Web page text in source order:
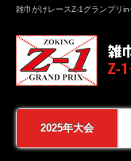
雑巾がけレースZ-1グランプリin
2025年大会